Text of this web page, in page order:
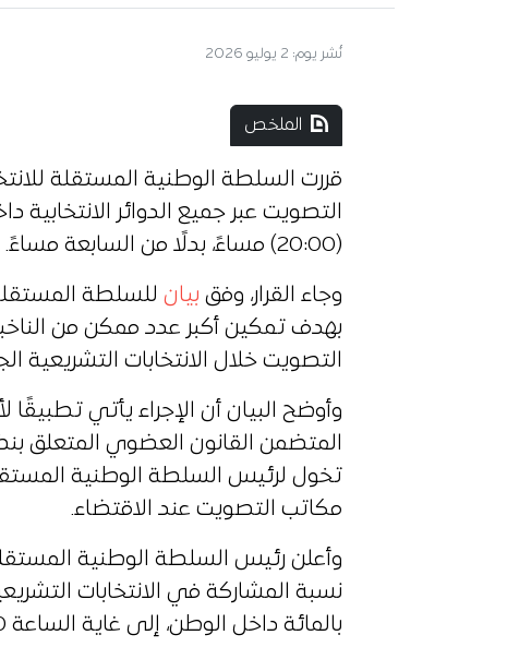
نُشر يوم: 2 يوليو 2026
الملخص
قررت السلطة الوطنية المستقلة
التصويت عبر جميع الدوائر الانتخابية
(20:00) مساءً، بدلًا من السابعة مساءً.
وجاء القرار، وفق بيان للسلطة
بهدف تمكين أكبر عدد ممكن من
التصويت خلال الانتخابات التشريعية
المتضمن القانون العضوي المتعلق
تخول لرئيس السلطة الوطنية
مكاتب التصويت عند الاقتضاء.
وأعلن رئيس السلطة الوطنية المستقلة
بالمائة داخل الوطن، إلى غاية الساعة 15:00، وذلك عبر 69 ولاية.